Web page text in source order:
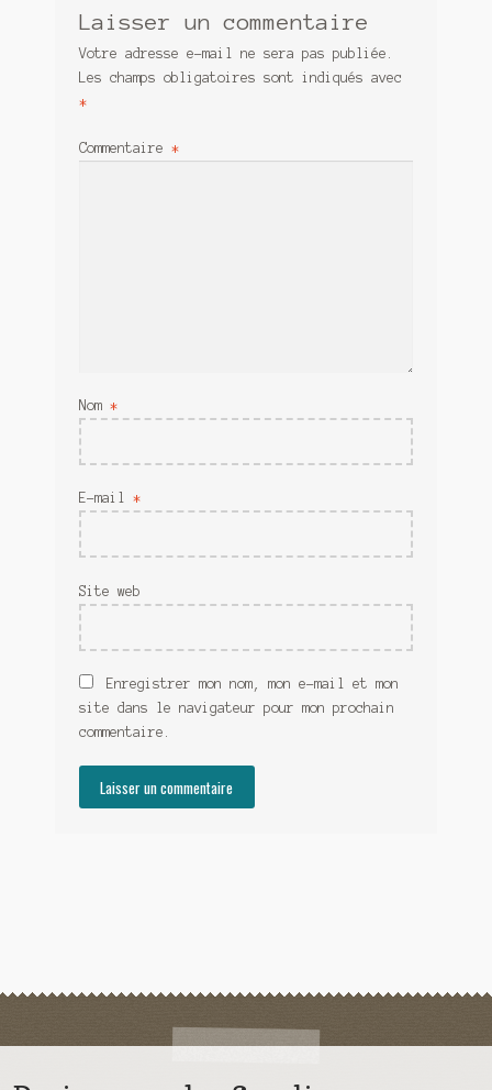
Laisser un commentaire
Votre adresse e-mail ne sera pas publiée.
Les champs obligatoires sont indiqués avec
*
Commentaire *
Nom *
E-mail *
Site web
Enregistrer mon nom, mon e-mail et mon
site dans le navigateur pour mon prochain
commentaire.